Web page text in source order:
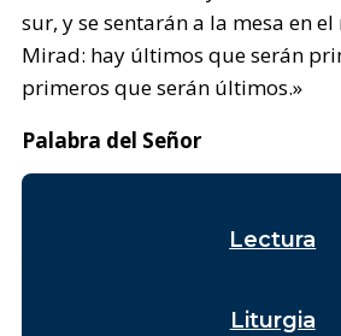
sur, y se sentarán a la mesa en
Mirad: hay últimos que serán
primeros que serán últimos.»
Palabra del Señor
Lectura
Liturgia